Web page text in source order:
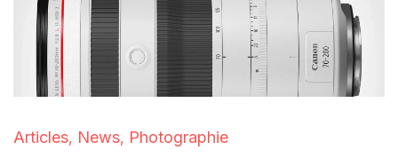
Articles, News, Photographie